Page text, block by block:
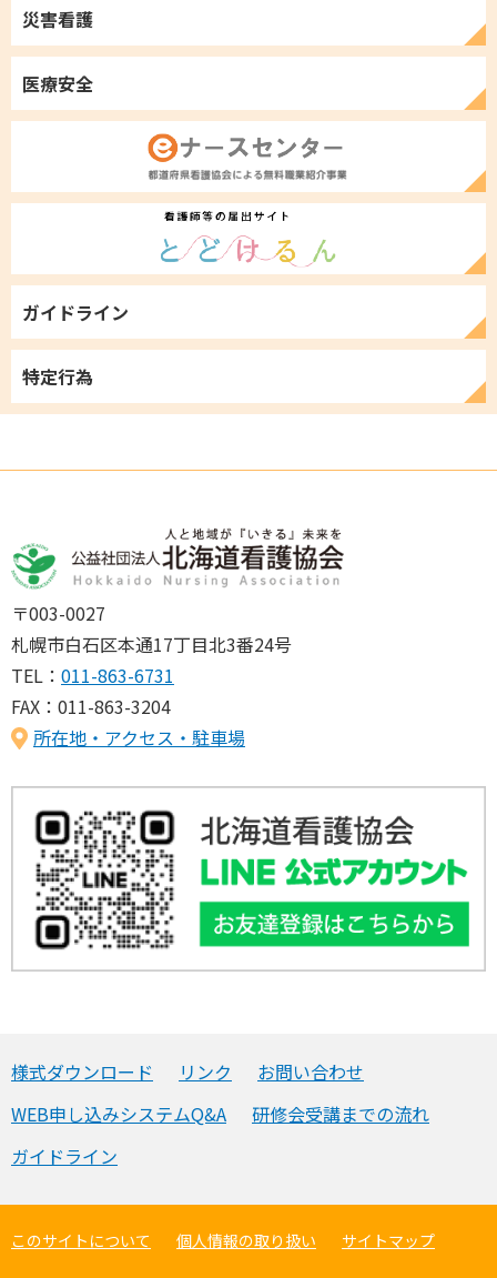
災害看護
医療安全
ガイドライン
特定行為
〒003-0027
札幌市白石区本通17丁目北3番24号
TEL： 011-863-6731
FAX：011-863-3204
所在地・アクセス・駐車場
様式ダウンロード リンク
お問い合わせ
WEB申し込みシステムQ&A
研修会受講までの流れ
ガイドライン
このサイトについて 個人情報の取り扱い サイトマップ